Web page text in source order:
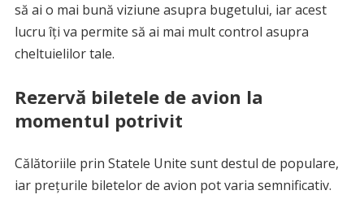
să ai o mai bună viziune asupra bugetului, iar acest
lucru îți va permite să ai mai mult control asupra
cheltuielilor tale.
Rezervă biletele de avion la
momentul potrivit
Călătoriile prin Statele Unite sunt destul de populare,
iar prețurile biletelor de avion pot varia semnificativ.